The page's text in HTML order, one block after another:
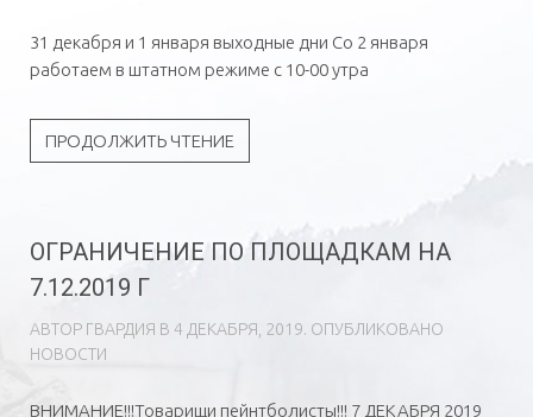
31 декабря и 1 января выходные дни Со 2 января
работаем в штатном режиме с 10-00 утра
ПРОДОЛЖИТЬ ЧТЕНИЕ
ОГРАНИЧЕНИЕ ПО ПЛОЩАДКАМ НА
7.12.2019 Г
АВТОР ГВAРДИЯ В 4 ДЕКАБРЯ, 2019. ОПУБЛИКОВАНО
НОВОСТИ
ВНИМАНИЕ!!!Товарищи пейнтболисты!!! 7 ДЕКАБРЯ 2019